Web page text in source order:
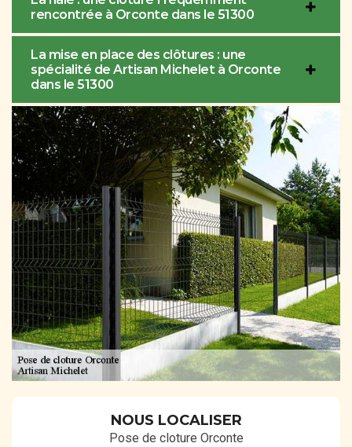
rencontrée à Orconte dans le 51300
La mise en place des clôtures : une
spécialité de Artisan Michelet à Orconte
dans le 51300
NOUS LOCALISER
Pose de cloture Orconte